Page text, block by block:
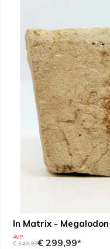
In Matrix -
AVP
€ 349,99€ 299,99*